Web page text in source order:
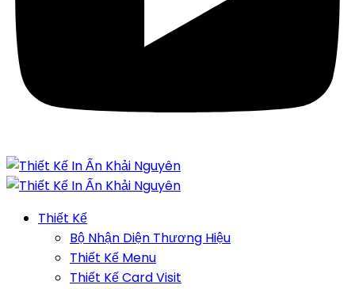
Thiết Kế
Bộ Nhận Diện Thương Hiệu
Thiết Kế Menu
Thiết Kế Card Visit